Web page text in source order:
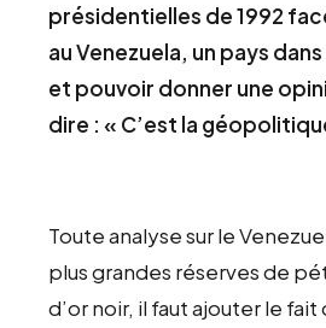
présidentielles de 1992
au Venezuela, un pays
et pouvoir donner une
dire : « C’est la
Toute analyse sur le
plus grandes réserves de
d’or noir, il faut ajouter le